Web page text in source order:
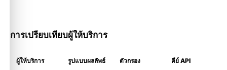
การเปรียบเทียบผู้ให้บริการ
ผู้ให้บริการ รูปแบบผลลัพธ์ ตัวกรอง คีย์ API